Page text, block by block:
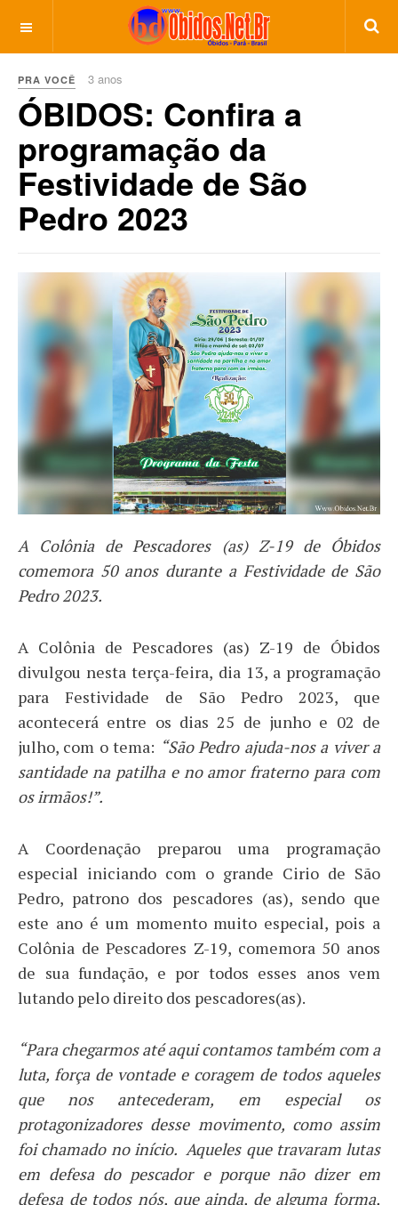
PRA VOCÊ 3 anos
ÓBIDOS: Confira a
programação da
Festividade de São
Pedro 2023
A Colônia de Pescadores (as) Z-19 de Óbidos
comemora 50 anos durante a Festividade de São
Pedro 2023.
A Colônia de Pescadores (as) Z-19 de Óbidos
divulgou nesta terça-feira, dia 13, a programação
para Festividade de São Pedro 2023, que
acontecerá entre os dias 25 de junho e 02 de
julho, com o tema: “São Pedro ajuda-nos a viver a
santidade na patilha e no amor fraterno para com
os irmãos!”.
A Coordenação preparou uma programação
especial iniciando com o grande Cirio de São
Pedro, patrono dos pescadores (as), sendo que
este ano é um momento muito especial, pois a
Colônia de Pescadores Z-19, comemora 50 anos
de sua fundação, e por todos esses anos vem
lutando pelo direito dos pescadores(as).
“Para chegarmos até aqui contamos também com a
luta, força de vontade e coragem de todos aqueles
que nos antecederam, em especial os
protagonizadores desse movimento, como assim
foi chamado no início. Aqueles que travaram lutas
em defesa do pescador e porque não dizer em
defesa de todos nós, que ainda, de alguma forma,